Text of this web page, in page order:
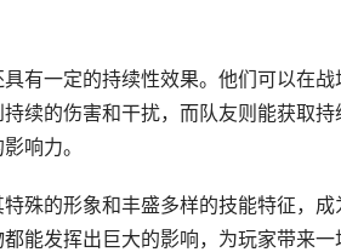
有一定的持续性效果。他们可以在
续的伤害和干扰，而队友则能获取
响力。
殊的形象和丰盛多样的技能特征，
能发挥出巨大的影响，为玩家带来一